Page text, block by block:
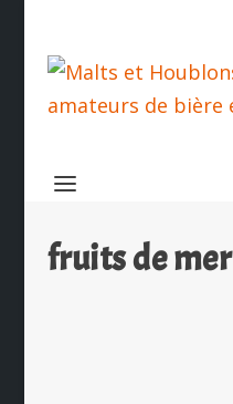
fruits de mer